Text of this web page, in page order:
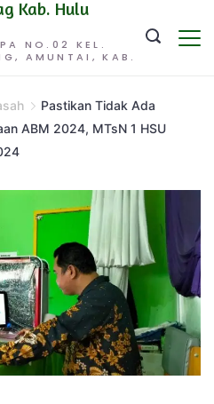
NO.02 KEL.
AMUNTAI, KAB.
Kab. Hulu
Pastikan Tidak Ada
ABM 2024, MTsN 1 HSU